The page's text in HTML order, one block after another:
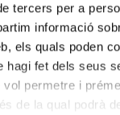
tercers per a
informació
els quals poden
fet dels seus
permetre i
de la qual podrà